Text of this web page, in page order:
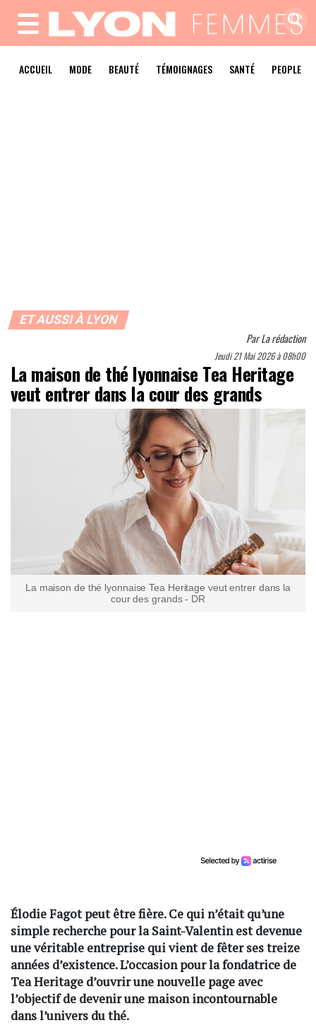
MENU
ACCUEIL MODE BEAUTÉ TÉMOIGNAGES SANTÉ PEOPLE
ET AUSSI À LYON
ParLa rédaction
Jeudi 21 Mai 2026 à 08h00
La maison de thé lyonnaise Tea Heritage
veut entrer dans la cour des grands
La maison de thé lyonnaise Tea Heritage veut entrer dans la
cour des grands - DR
Élodie Fagot peut être fière. Ce qui n’était qu’une
simple recherche pour la Saint-Valentin est devenue
une véritable entreprise qui vient de fêter ses treize
années d’existence. L’occasion pour la fondatrice de
Tea Heritage d’ouvrir une nouvelle page avec
l’objectif de devenir une maison incontournable
dans l’univers du thé.